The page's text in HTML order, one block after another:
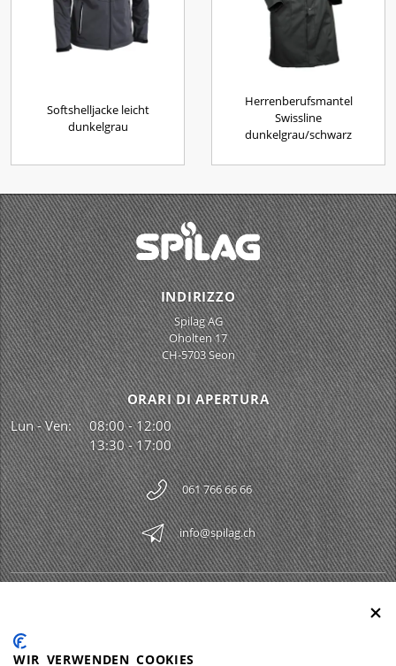
Softshelljacke leicht
dunkelgrau
Herrenberufsmantel
Swissline
dunkelgrau/schwarz
INDIRIZZO
Spilag AG
Oholten 17
CH-5703 Seon
ORARI DI APERTURA
Lun - Ven:
08:00 - 12:00
13:30 - 17:00
061 766 66 66
info@spilag.ch
LEGAL
WIR VERWENDEN COOKIES